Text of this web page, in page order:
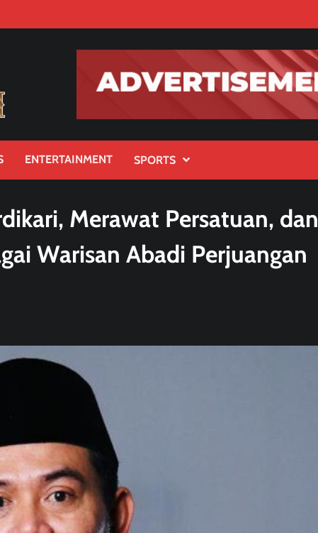
ENTERTAINMENT SPORTS
Merawat Persatuan, dan
Warisan Abadi Perjuangan